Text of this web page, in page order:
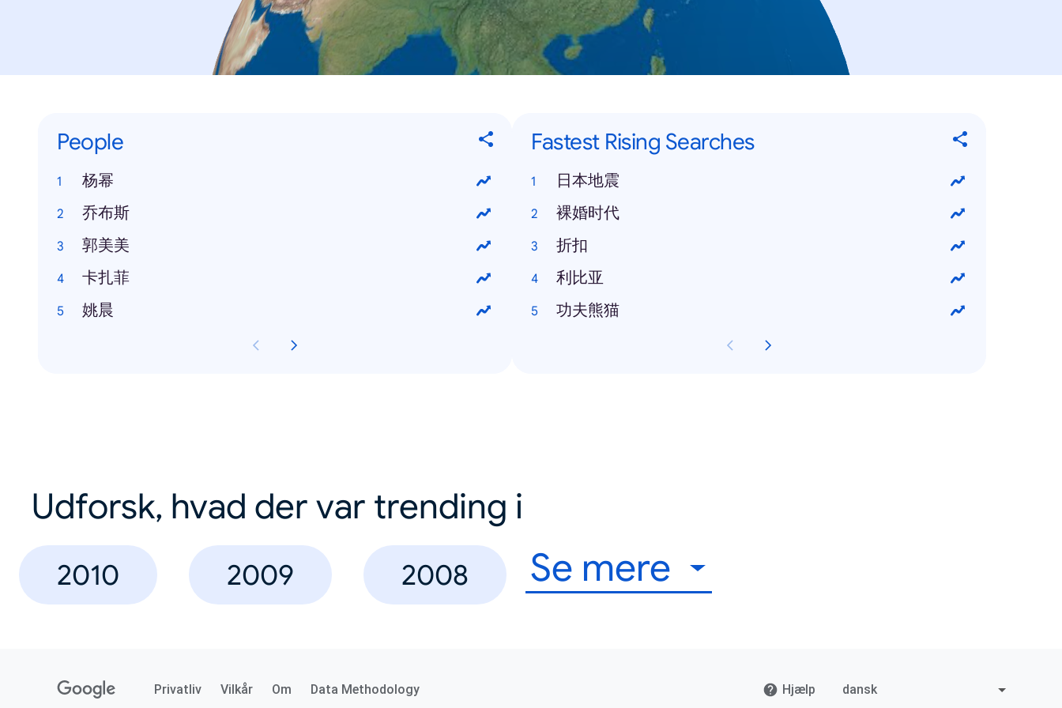
People
杨幂
乔布斯
郭美美
卡扎菲
姚晨
Fastest Rising Searches
日本地震
裸婚时代
折扣
利比亚
功夫熊猫
Udforsk, hvad der var trending i
2010 2009 2008 Se mere
Privatliv Vilkår Om Data Methodology Hjælp